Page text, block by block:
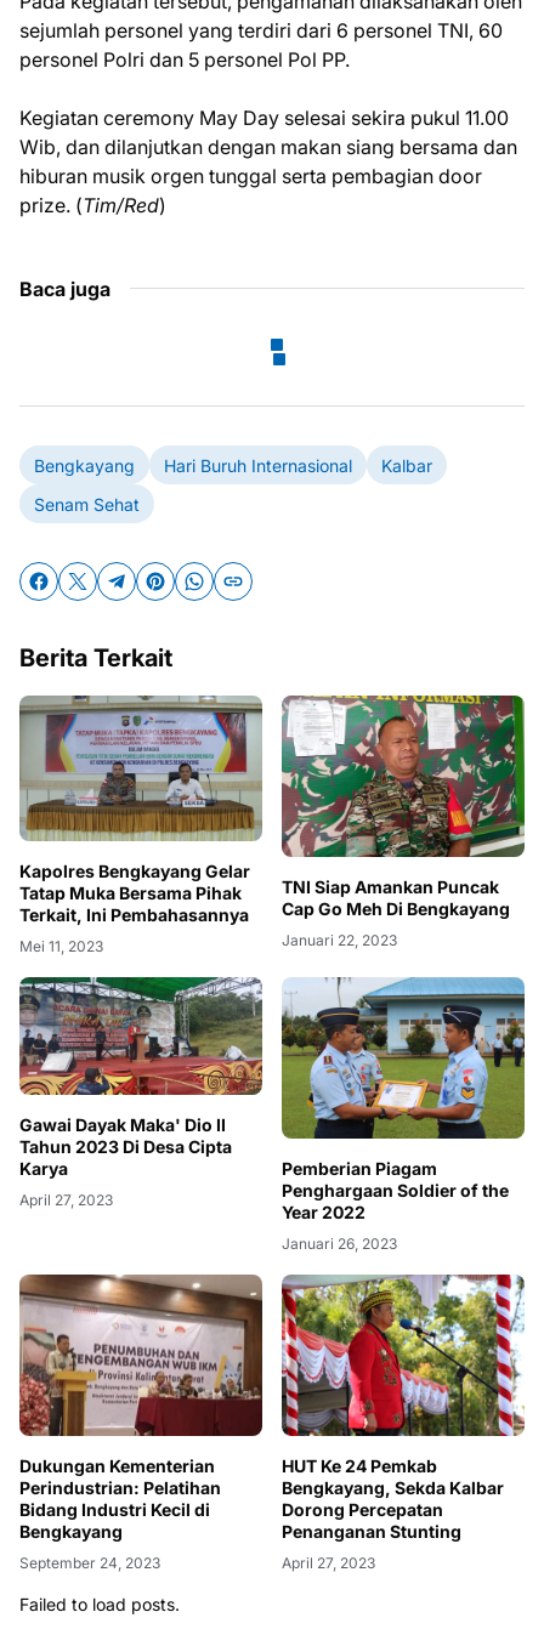
sejumlah personel yang terdiri dari 6 personel TNI, 60
personel Polri dan 5 personel Pol PP.
Kegiatan ceremony May Day selesai sekira pukul 11.00
Wib, dan dilanjutkan dengan makan siang bersama dan
hiburan musik orgen tunggal serta pembagian door
prize. (Tim/Red)
Baca juga
Bengkayang Hari Buruh Internasional
Kalbar
Senam Sehat
Berita Terkait
Kapolres Bengkayang Gelar
Tatap Muka Bersama Pihak
Terkait, Ini Pembahasannya
Mei 11, 2023
TNI Siap Amankan Puncak
Cap Go Meh Di Bengkayang
Januari 22, 2023
Gawai Dayak Maka' Dio II
Tahun 2023 Di Desa Cipta
Karya
April 27, 2023
Pemberian Piagam
Penghargaan Soldier of the
Year 2022
Januari 26, 2023
Dukungan Kementerian
Perindustrian: Pelatihan
Bidang Industri Kecil di
Bengkayang
September 24, 2023
HUT Ke 24 Pemkab
Bengkayang, Sekda Kalbar
Dorong Percepatan
Penanganan Stunting
April 27, 2023
Failed to load posts.